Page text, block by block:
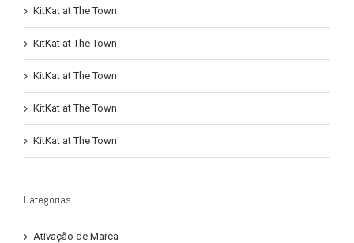
KitKat at The Town
KitKat at The Town
KitKat at The Town
KitKat at The Town
KitKat at The Town
Categorias
Ativação de Marca